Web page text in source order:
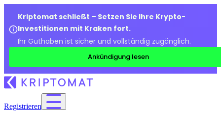
Kriptomat schließt – Setzen Sie Ihre Krypto-
Investitionen mit Kraken fort.
Ihr Guthaben ist sicher und vollständig zugänglich.
Ankündigung lesen
Registrieren